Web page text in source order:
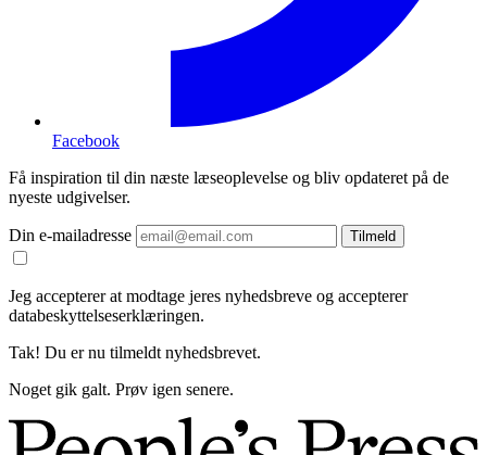
Facebook
Få inspiration til din næste læseoplevelse og bliv opdateret på de
nyeste udgivelser.
Din e-mailadresse Tilmeld
Jeg accepterer at modtage jeres nyhedsbreve og accepterer
databeskyttelseserklæringen.
Tak! Du er nu tilmeldt nyhedsbrevet.
Noget gik galt. Prøv igen senere.